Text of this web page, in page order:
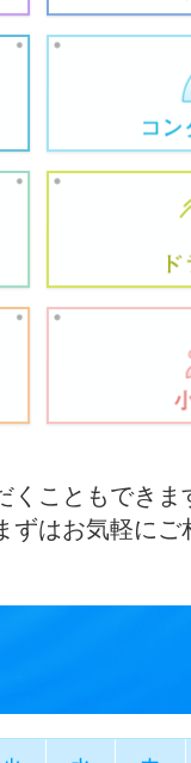
くこともできま
ずはお気軽に